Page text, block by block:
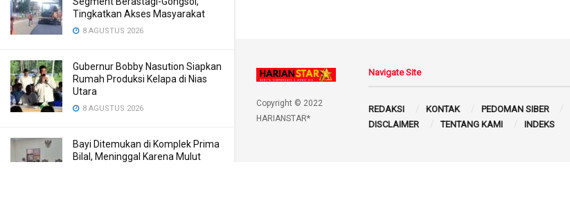
Tingkatkan Akses Masyarakat
8 AGUSTUS 2026
Gubernur Bobby Nasution Siapkan
Rumah Produksi Kelapa di Nias
Utara
8 AGUSTUS 2026
Bayi Ditemukan di Komplek Prima
Bilal, Meninggal Karena Mulut
Copyright © 2022
HARIANSTAR*
Navigate Site
REDAKSI KONTAK PEDOMAN SIBER
DISCLAIMER
TENTANG KAMI INDEKS